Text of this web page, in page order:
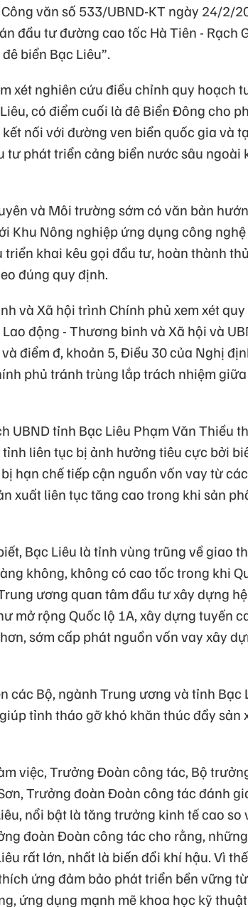
văn số 533/UBND-KT ngày 24/2/
đầu tư đường cao tốc Hà Tiên - Rạch
biển Bạc Liêu”.
xét nghiên cứu điều chỉnh quy hoạch
có điểm cuối là đê Biển Đông cho
nối với đường ven biển quốc gia và
tư phát triển cảng biển nước sâu ngoài
và Môi trường sớm có văn bản
Khu Nông nghiệp ứng dụng công
triển khai kêu gọi đầu tư, hoàn thành
đúng quy định.
và Xã hội trình Chính phủ xem xét
động - Thương binh và Xã hội và
điểm đ, khoản 5, Điều 30 của Nghị
phủ tránh trùng lắp trách nhiệm
UBND tỉnh Bạc Liêu Phạm Văn Thiều
liên tục bị ảnh hưởng tiêu cực bởi
hạn chế tiếp cận nguồn vốn vay từ
xuất liên tục tăng cao trong khi sản
Bạc Liêu là tỉnh vùng trũng về giao
không, không có cao tốc trong khi
ương quan tâm đầu tư xây dựng
mở rộng Quốc lộ 1A, xây dựng tuyến
sớm cấp phát nguồn vốn vay xây
các Bộ, ngành Trung ương và tỉnh Bạc
tỉnh tháo gỡ khó khăn thúc đẩy sản
việc, Trưởng Đoàn công tác, Bộ
Trưởng đoàn Đoàn công tác đánh
nổi bật là tăng trưởng kinh tế cao so
đoàn Đoàn công tác cho rằng,
rất lớn, nhất là biến đổi khí hậu. Vì
ứng đảm bảo phát triển bền vững
ứng dụng mạnh mẽ khoa học kỹ